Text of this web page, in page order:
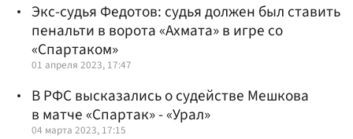
Экс-судья Федотов: судья должен был ставить
пенальти в ворота «Ахмата» в игре со
«Спартаком»
01 апреля 2023, 17:47
В РФС высказались о судействе Мешкова
в матче «Спартак» - «Урал»
04 марта 2023, 17:15